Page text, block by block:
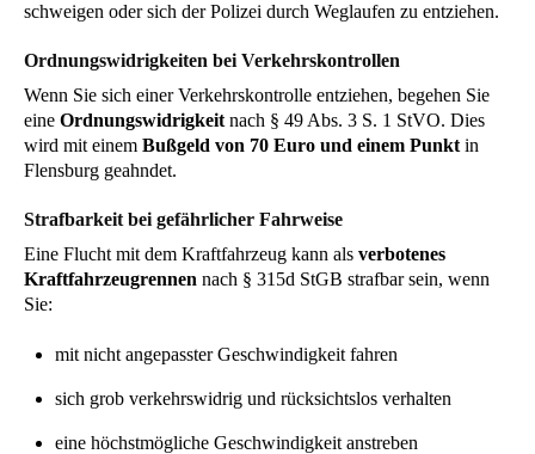
schweigen oder sich der Polizei durch Weglaufen zu entziehen.
Ordnungswidrigkeiten bei Verkehrskontrollen
Wenn Sie sich einer Verkehrskontrolle entziehen, begehen Sie
eine Ordnungswidrigkeit nach § 49 Abs. 3 S. 1 StVO. Dies
wird mit einem Bußgeld von 70 Euro und einem Punkt in
Flensburg geahndet.
Strafbarkeit bei gefährlicher Fahrweise
Eine Flucht mit dem Kraftfahrzeug kann als verbotenes
Kraftfahrzeugrennen nach § 315d StGB strafbar sein, wenn
Sie:
mit nicht angepasster Geschwindigkeit fahren
sich grob verkehrswidrig und rücksichtslos verhalten
eine höchstmögliche Geschwindigkeit anstreben